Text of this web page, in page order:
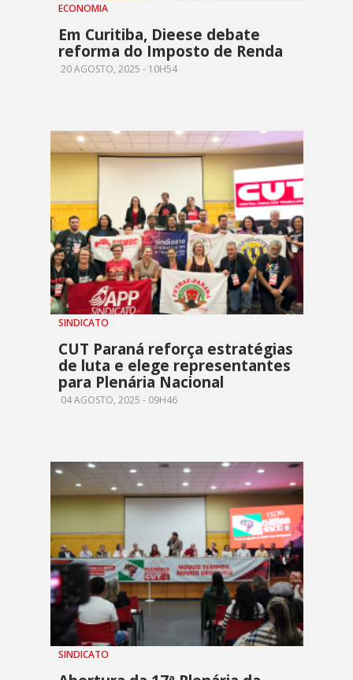
ECONOMIA
Em Curitiba, Dieese debate
reforma do Imposto de Renda
20 AGOSTO, 2025 - 10H54
SINDICATO
CUT Paraná reforça estratégias
de luta e elege representantes
para Plenária Nacional
04 AGOSTO, 2025 - 09H46
SINDICATO